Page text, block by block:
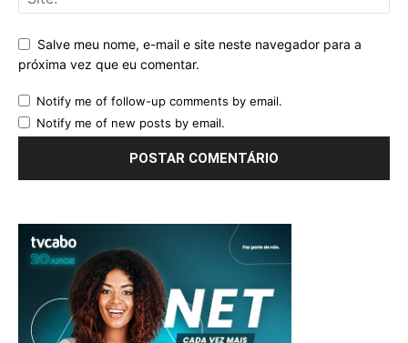
Salve meu nome, e-mail e site neste navegador para a
próxima vez que eu comentar.
Notify me of follow-up comments by email.
Notify me of new posts by email.